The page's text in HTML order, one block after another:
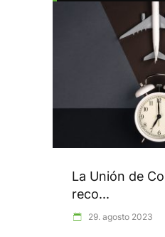
La Unión de
reco...
29. agosto 2023